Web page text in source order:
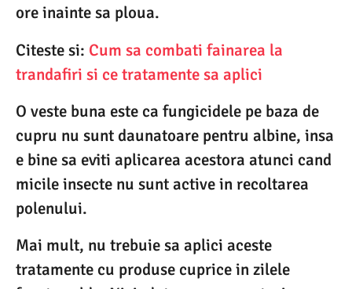
ore inainte sa ploua.
Citeste si: Cum sa combati fainarea la
trandafiri si ce tratamente sa aplici
O veste buna este ca fungicidele pe baza de
cupru nu sunt daunatoare pentru albine, insa
e bine sa eviti aplicarea acestora atunci cand
micile insecte nu sunt active in recoltarea
polenului.
Mai mult, nu trebuie sa aplici aceste
tratamente cu produse cuprice in zilele